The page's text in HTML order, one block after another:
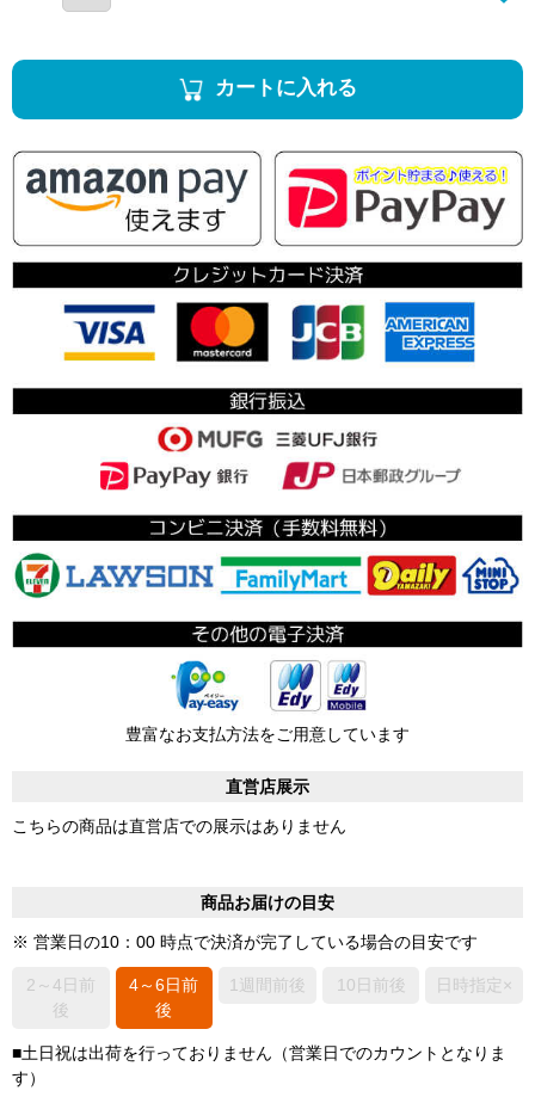
カートに入れる
豊富なお支払方法をご用意しています
直営店展示
こちらの商品は直営店での展示はありません
商品お届けの目安
※ 営業日の10：00 時点で決済が完了している場合の目安です
2～4日前
後
4～6日前
後
1週間前後 10日前後 日時指定×
■土日祝は出荷を行っておりません（営業日でのカウントとなりま
す）